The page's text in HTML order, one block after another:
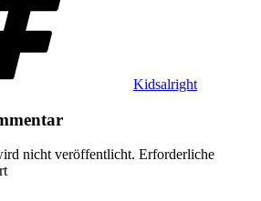
Kidsalright
nicht veröffentlicht. Erforderliche